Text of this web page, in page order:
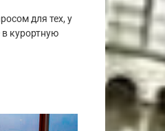
для тех, у
в курортную